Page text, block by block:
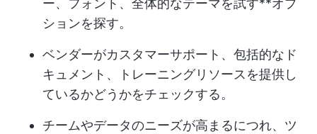
ションを探す。
ベンダーがカスタマーサポート、包括的なド
キュメント、トレーニングリソースを提供し
ているかどうかをチェックする。
チームやデータのニーズが高まるにつれ、ツ